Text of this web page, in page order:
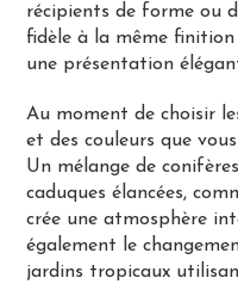
récipients de forme ou
fidèle à la même
une présentation
Au moment de choisir
et des couleurs que
Un mélange de
caduques élancées,
crée une atmosphère
également le
jardins tropicaux